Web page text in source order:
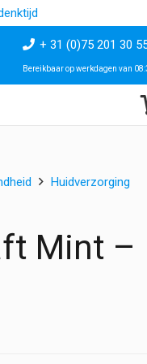
+ 31 (0)75 201 30
Bereikbaar op werkdagen van
Huidverzorging
Mint –